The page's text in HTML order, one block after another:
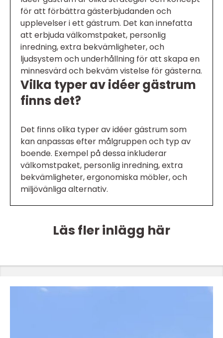
för att förbättra gästerbjudanden och
upplevelser i ett gästrum. Det kan innefatta
att erbjuda välkomstpaket, personlig
inredning, extra bekvämligheter, och
ljudsystem och underhållning för att skapa en
minnesvärd och bekväm vistelse för gästerna.
Vilka typer av idéer gästrum
finns det?
Det finns olika typer av idéer gästrum som
kan anpassas efter målgruppen och typ av
boende. Exempel på dessa inkluderar
välkomstpaket, personlig inredning, extra
bekvämligheter, ergonomiska möbler, och
miljövänliga alternativ.
Läs fler inlägg här